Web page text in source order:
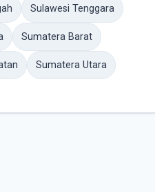
Sulawesi Tenggara
Sumatera Barat
Sumatera Utara